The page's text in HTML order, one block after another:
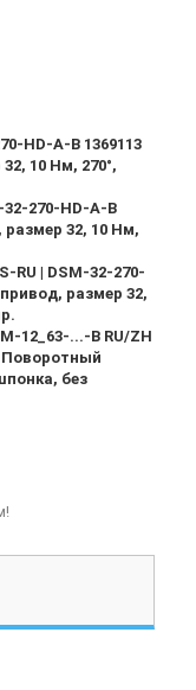
HD-A-B 1369113
10 Нм, 270°,
270-HD-A-B
размер 32, 10 Нм,
| DSM-32-270-
размер 32,
...-B RU/ZH
Поворотный
без